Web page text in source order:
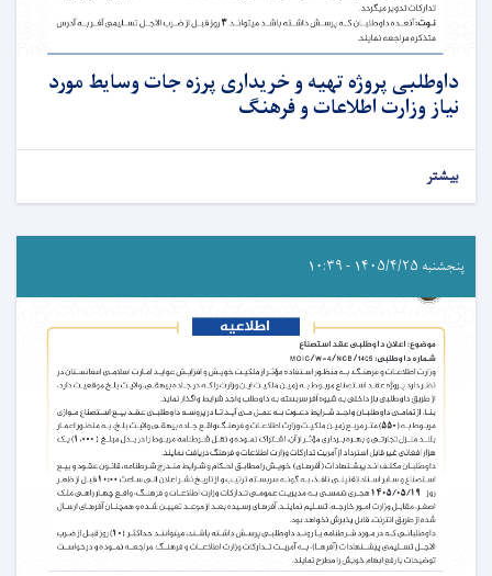
داوطلبی پروژه تهیه و خریداری پرزه جات وسایط مورد
نیاز وزارت اطلاعات و فرهنگ
بیشتر
پنجشنبه ۱۴۰۵/۴/۲۵ - ۱۰:۳۹